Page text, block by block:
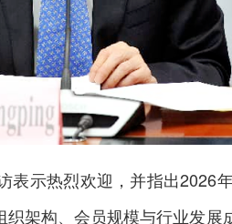
示热烈欢迎，并指出2026
架构、会员规模与行业发